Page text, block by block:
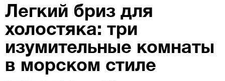
Легкий бриз для
холостяка: три
изумительные комнаты
в морском стиле